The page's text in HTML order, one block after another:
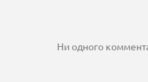
Ни одного